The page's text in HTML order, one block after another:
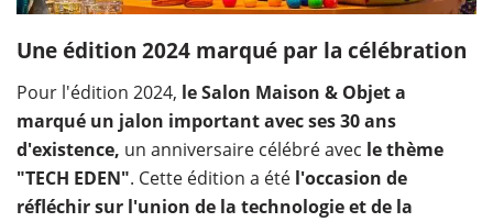
Une édition 2024 marqué par la célébration
Pour l'édition 2024, le Salon Maison & Objet a
marqué un jalon important avec ses 30 ans
d'existence, un anniversaire célébré avec le thème
"TECH EDEN". Cette édition a été l'occasion de
réfléchir sur l'union de la technologie et de la